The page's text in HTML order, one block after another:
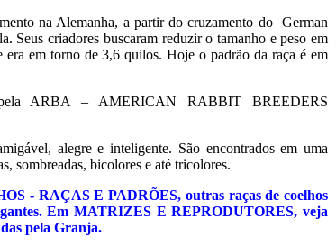
na Alemanha, a partir do cruzamento do German
Seus criadores buscaram reduzir o tamanho e peso em
era em torno de 3,6 quilos. Hoje o padrão da raça é em
ARBA – AMERICAN RABBIT BREEDERS
alegre e inteligente. São encontrados em uma
sombreadas, bicolores e até tricolores.
- RAÇAS E PADRÕES, outras raças de coelhos
Em MATRIZES E REPRODUTORES, veja
pela Granja.